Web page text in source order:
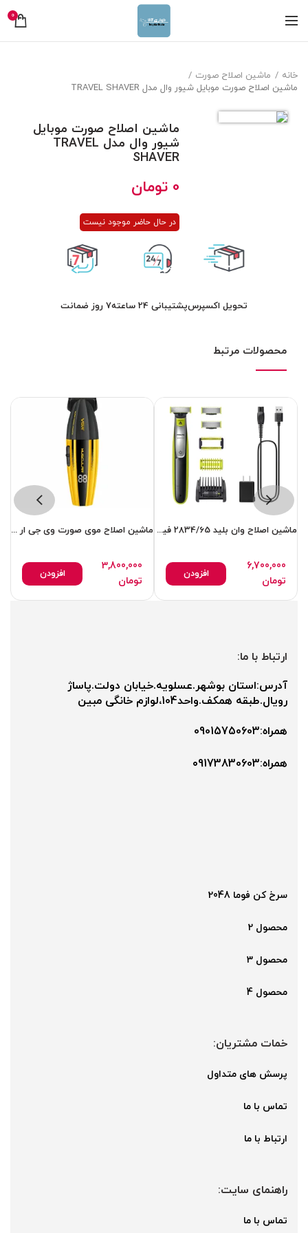
0
خانه
ماشین اصلاح صورت
ماشین اصلاح صورت موبایل شیور وال مدل TRAVEL SHAVER
ماشین اصلاح صورت موبایل
شیور وال مدل TRAVEL
SHAVER
0 تومان
در حال حاضر موجود نیست
تحویل اکسپرسپشتیبانی 24 ساعته 7 روز ضمانت
محصولات مرتبط
ماشین اصلاح وان بلید 2834/65 فیلیپس
6,700,000
تومان
افزودن
ماشین اصلاح موی صورت وی جی ار مدل 285T
3,800,000
تومان
افزودن
ارتباط با ما:
آدرس:استان بوشهر.عسلویه.خیابان دولت.پاساژ
رویال.طبقه همکف.واحد104،لوازم خانگی مبین
همراه:09015750603
همراه:۰9173830603
سرخ کن فوما 2048
محصول 2
محصول 3
محصول 4
خمات مشتریان:
پرسش های متداول
تماس با ما
ارتباط با ما
راهنمای سایت:
تماس با ما